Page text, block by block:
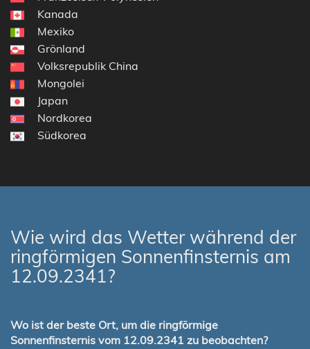
Kanada
Mexiko
Grönland
Volksrepublik China
Mongolei
Japan
Nordkorea
Südkorea
Wie wird das Wetter während der
ringförmigen Sonnenfinsternis am
12.09.2341?
Wo ist der beste Ort, um die ringförmige
Sonnenfinsternis vom 12.09.2341 zu beobachten?